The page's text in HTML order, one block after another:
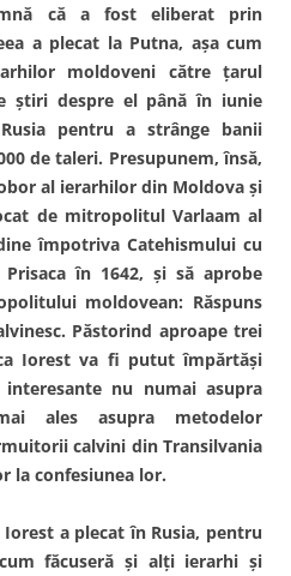
că a fost eliberat prin
a plecat la Putna, aşa cum
moldoveni către ţarul
ştiri despre el până în iunie
pentru a strânge banii
de taleri. Presupunem, însă,
al ierarhilor din Moldova şi
de mitropolitul Varlaam al
împotriva Catehismului cu
în 1642, şi să aprobe
moldovean: Răspuns
Păstorind aproape trei
Iorest va fi putut împărtăşi
nu numai asupra
ales asupra metodelor
calvini din Transilvania
la confesiunea lor.
a plecat în Rusia, pentru
făcuseră şi alţi ierarhi şi